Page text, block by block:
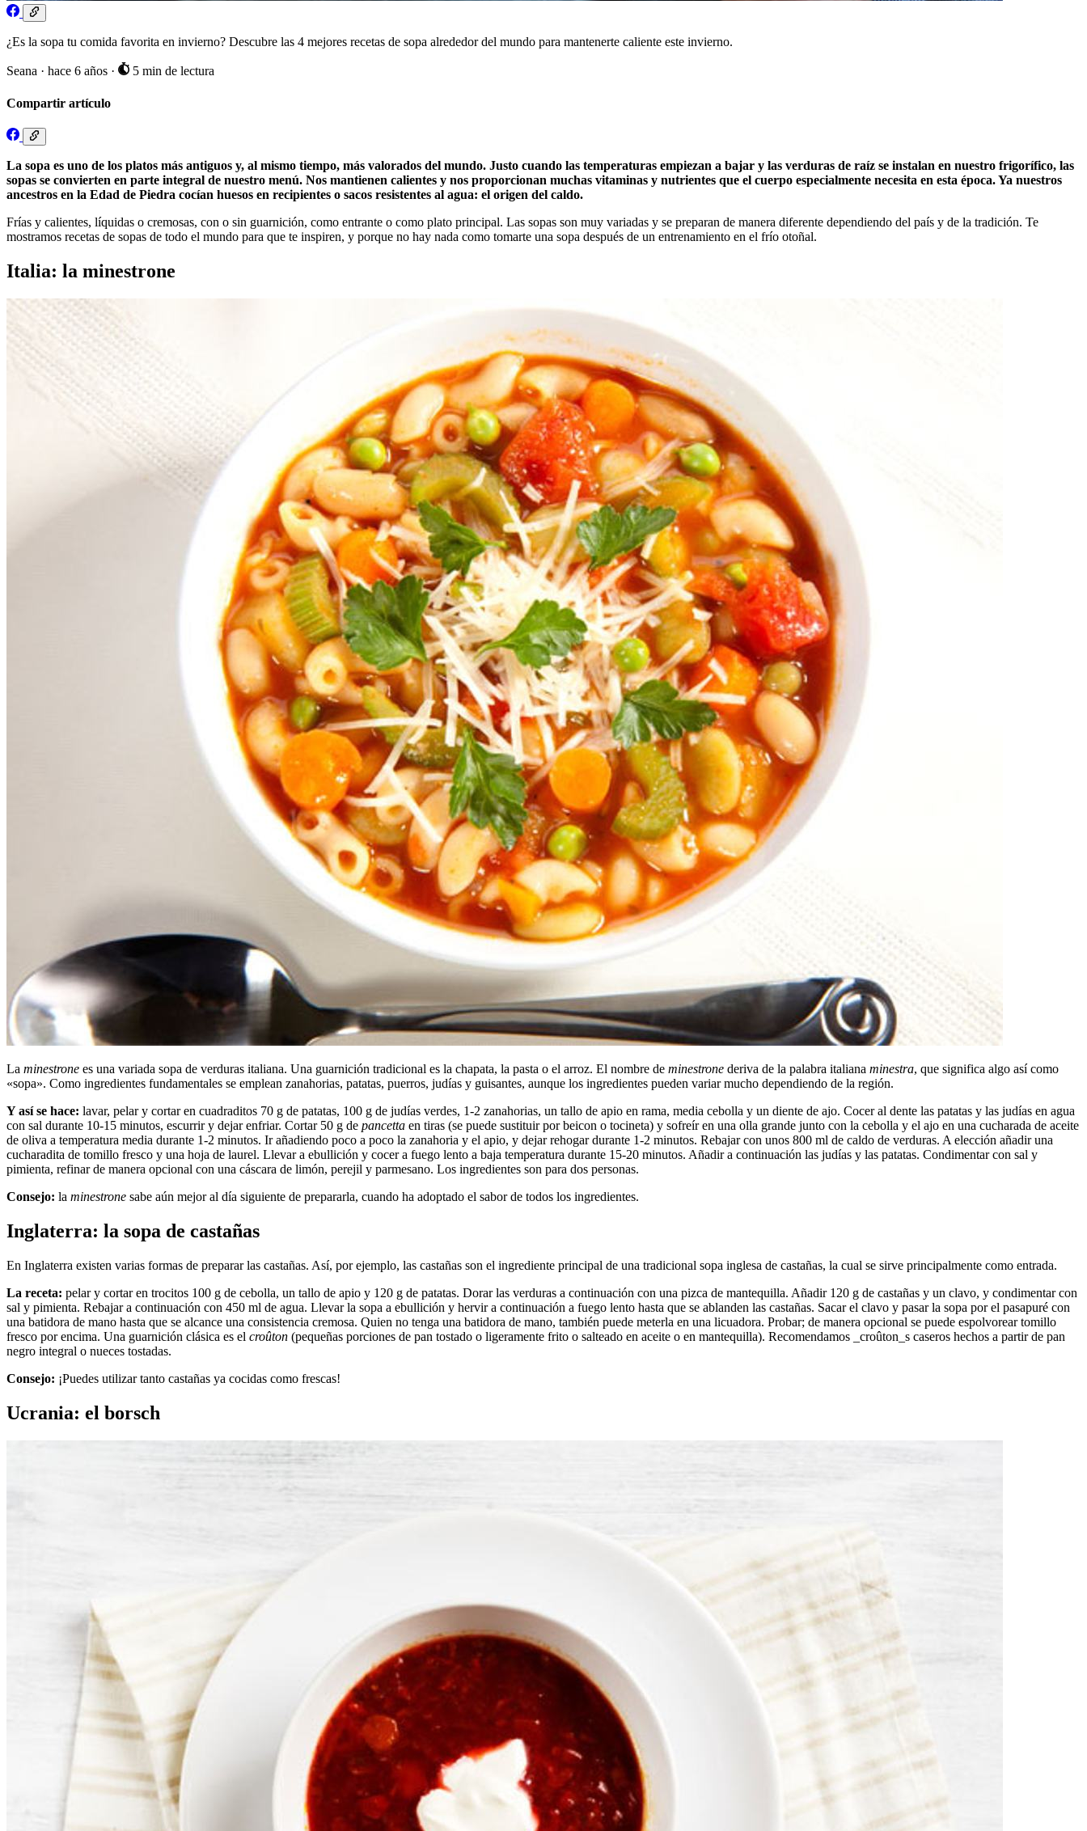
¿Es la sopa tu comida favorita en invierno? Descubre las 4 mejores recetas de sopa alrededor del mundo para mantenerte caliente este invierno.
Seana · hace 6 años · 5 min de lectura
Compartir artículo
La sopa es uno de los platos más antiguos y, al mismo tiempo, más valorados del mundo. Justo cuando las temperaturas empiezan a bajar y las verduras de raíz se instalan en nuestro frigorífico, las
sopas se convierten en parte integral de nuestro menú. Nos mantienen calientes y nos proporcionan muchas vitaminas y nutrientes que el cuerpo especialmente necesita en esta época. Ya nuestros
ancestros en la Edad de Piedra cocían huesos en recipientes o sacos resistentes al agua: el origen del caldo.
Frías y calientes, líquidas o cremosas, con o sin guarnición, como entrante o como plato principal. Las sopas son muy variadas y se preparan de manera diferente dependiendo del país y de la tradición. Te
mostramos recetas de sopas de todo el mundo para que te inspiren, y porque no hay nada como tomarte una sopa después de un entrenamiento en el frío otoñal.
Italia: la minestrone
La minestrone es una variada sopa de verduras italiana. Una guarnición tradicional es la chapata, la pasta o el arroz. El nombre de minestrone deriva de la palabra italiana minestra, que significa algo así como
«sopa». Como ingredientes fundamentales se emplean zanahorias, patatas, puerros, judías y guisantes, aunque los ingredientes pueden variar mucho dependiendo de la región.
Y así se hace: lavar, pelar y cortar en cuadraditos 70 g de patatas, 100 g de judías verdes, 1-2 zanahorias, un tallo de apio en rama, media cebolla y un diente de ajo. Cocer al dente las patatas y las judías en agua
con sal durante 10-15 minutos, escurrir y dejar enfriar. Cortar 50 g de pancetta en tiras (se puede sustituir por beicon o tocineta) y sofreír en una olla grande junto con la cebolla y el ajo en una cucharada de aceite
de oliva a temperatura media durante 1-2 minutos. Ir añadiendo poco a poco la zanahoria y el apio, y dejar rehogar durante 1-2 minutos. Rebajar con unos 800 ml de caldo de verduras. A elección añadir una
cucharadita de tomillo fresco y una hoja de laurel. Llevar a ebullición y cocer a fuego lento a baja temperatura durante 15-20 minutos. Añadir a continuación las judías y las patatas. Condimentar con sal y
pimienta, refinar de manera opcional con una cáscara de limón, perejil y parmesano. Los ingredientes son para dos personas.
Consejo: la minestrone sabe aún mejor al día siguiente de prepararla, cuando ha adoptado el sabor de todos los ingredientes.
Inglaterra: la sopa de castañas
En Inglaterra existen varias formas de preparar las castañas. Así, por ejemplo, las castañas son el ingrediente principal de una tradicional sopa inglesa de castañas, la cual se sirve principalmente como entrada.
La receta: pelar y cortar en trocitos 100 g de cebolla, un tallo de apio y 120 g de patatas. Dorar las verduras a continuación con una pizca de mantequilla. Añadir 120 g de castañas y un clavo, y condimentar con
sal y pimienta. Rebajar a continuación con 450 ml de agua. Llevar la sopa a ebullición y hervir a continuación a fuego lento hasta que se ablanden las castañas. Sacar el clavo y pasar la sopa por el pasapuré con
una batidora de mano hasta que se alcance una consistencia cremosa. Quien no tenga una batidora de mano, también puede meterla en una licuadora. Probar; de manera opcional se puede espolvorear tomillo
fresco por encima. Una guarnición clásica es el croûton (pequeñas porciones de pan tostado o ligeramente frito o salteado en aceite o en mantequilla). Recomendamos _croûton_s caseros hechos a partir de pan
negro integral o nueces tostadas.
Consejo: ¡Puedes utilizar tanto castañas ya cocidas como frescas!
Ucrania: el borsch